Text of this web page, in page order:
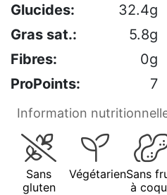
Glucides: 32.4g
Gras sat.:
5.8g
Fibres:
0g
ProPoints:
7
Information
Sans
gluten
VégétarienSans
à